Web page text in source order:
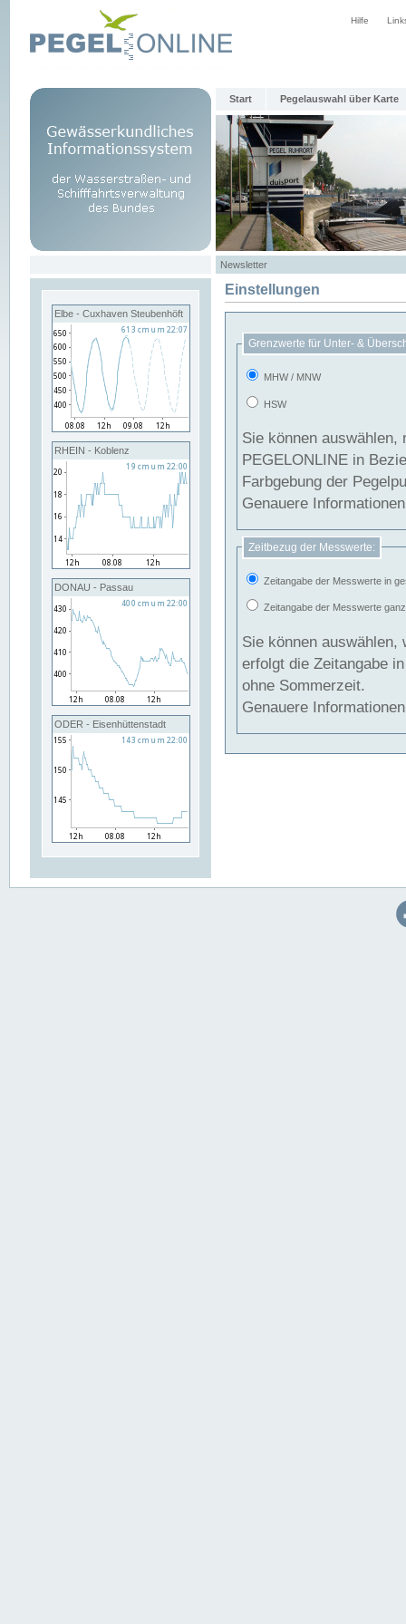
Hilfe
Start Pegelauswahl über Karte
Newsletter
Elbe - Cuxhaven Steubenhöft
RHEIN - Koblenz
DONAU - Passau
ODER - Eisenhüttenstadt
Einstellungen
Grenzwerte für Unter- &
MHW / MNW
HSW
Sie können
PEGELONLINE in Beziehung
Farbgebung der
Genauere
Zeitbezug der Messwerte:
Zeitangabe der Messwerte in
Zeitangabe der Messwerte
Sie können auswählen,
erfolgt die Zeitangabe
ohne Sommerzeit.
Genauere